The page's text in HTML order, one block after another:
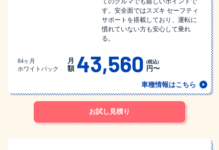
す。安全面ではスズキ セーフティ
サポートを搭載しており、運転に
慣れていない方も安心して乗れ
る。
84ヶ月
ホワイトパック
月
額 43,560 (税込)
円〜
車種情報はこちら
お試し見積り